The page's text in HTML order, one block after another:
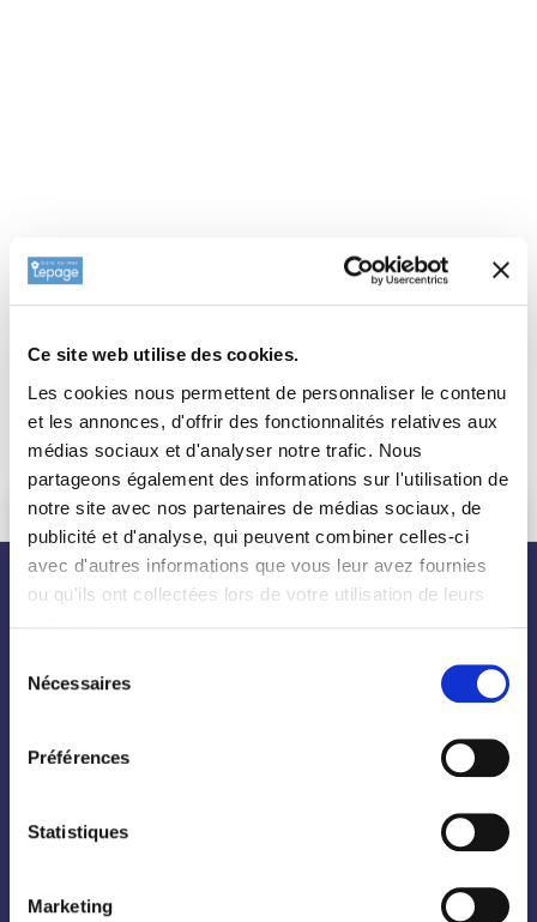
Ce site web utilise des cookies.
Les cookies nous permettent de personnaliser le contenu
et les annonces, d'offrir des fonctionnalités relatives aux
médias sociaux et d'analyser notre trafic. Nous
partageons également des informations sur l'utilisation de
notre site avec nos partenaires de médias sociaux, de
publicité et d'analyse, qui peuvent combiner celles-ci
avec d'autres informations que vous leur avez fournies
ou qu'ils ont collectées lors de votre utilisation de leurs
Nécessaires
Préférences
Statistiques
Marketing
nos plantes
Fruitiers